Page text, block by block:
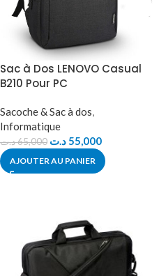
Sac à Dos LENOVO Casual
B210 Pour PC
Sacoche & Sac à dos,
Informatique
65,000د.ت 55,000د.ت
AJOUTER AU PANIER